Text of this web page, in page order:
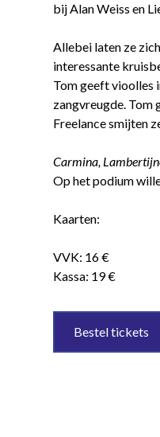
bij Alan Weiss en
Allebei laten ze
interessante
Tom geeft vioolles
zangvreugde. Tom
Freelance smijten
Carmina,
Op het podium
Kaarten:
VVK: 16 €
Kassa: 19 €
Bestel tickets